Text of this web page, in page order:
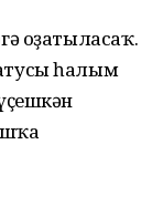
оҙатыласаҡ.
һалым